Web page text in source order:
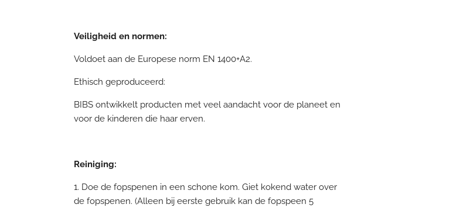
Veiligheid en normen:
Voldoet aan de Europese norm EN 1400+A2.
Ethisch geproduceerd:
BIBS ontwikkelt producten met veel aandacht voor de planeet en
voor de kinderen die haar erven.
Reiniging:
1. Doe de fopspenen in een schone kom. Giet kokend water over
de fopspenen. (Alleen bij eerste gebruik kan de fopspeen 5